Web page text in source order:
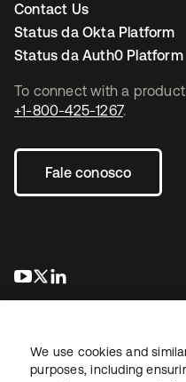
To connect with a
+1-800-425-1267.
Fale conosco
abre em uma nova guia
abre em uma nova
Contact Us
Status da Okta Platform
Status da Auth0 Platform
We use cookies and
purposes, including